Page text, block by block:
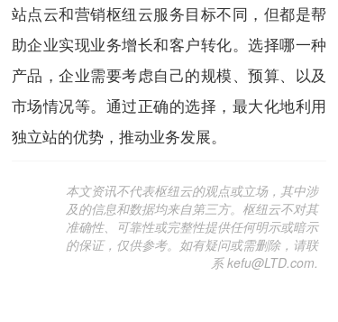
站点云和营销枢纽云服务目标不同，但都是帮
助企业实现业务增长和客户转化。选择哪一种
产品，企业需要考虑自己的规模、预算、以及
市场情况等。通过正确的选择，最大化地利用
独立站的优势，推动业务发展。
本文资讯不代表枢纽云的观点或立场，其中涉
及的信息和数据均来自第三方。枢纽云不对其
准确性、可靠性或完整性提供任何明示或暗示
的保证，仅供参考。如有疑问或需删除，请联
系 kefu@LTD.com.